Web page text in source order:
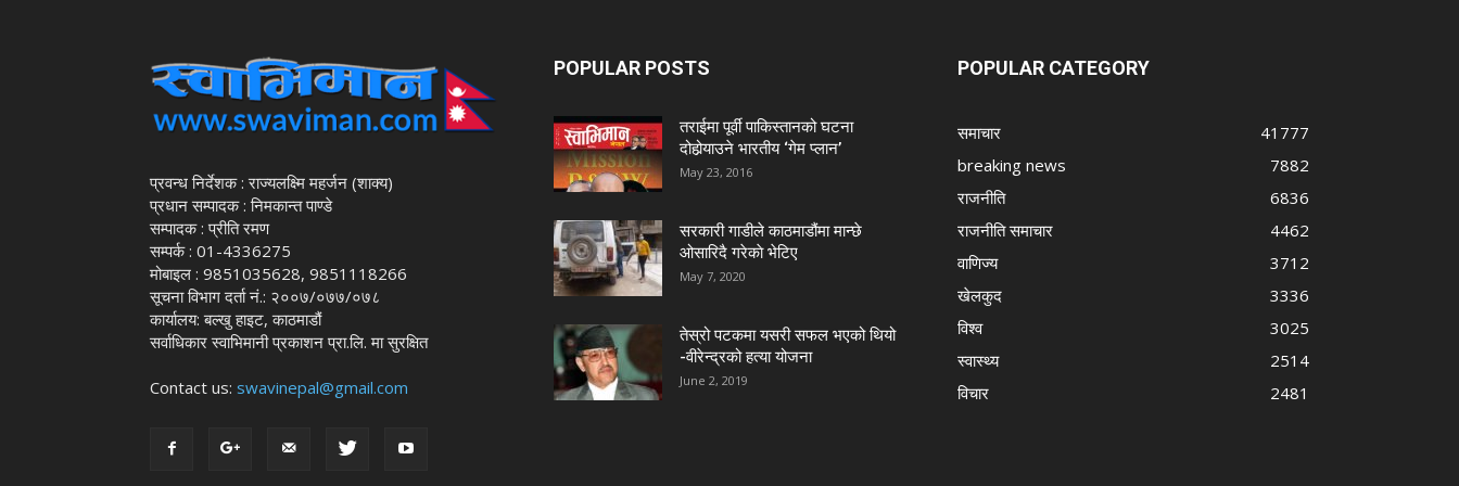
प्रवन्ध निर्देशक : राज्यलक्ष्मि महर्जन (शाक्य)
प्रधान सम्पादक : निमकान्त पाण्डे
सम्पादक : प्रीति रमण
सम्पर्क : 01-4336275
मोबाइल : 9851035628, 9851118266
सूचना विभाग दर्ता नं.: २००७/०७७/०७८
कार्यालय: बल्खु हाइट, काठमाडौं
सर्वाधिकार स्वाभिमानी प्रकाशन प्रा.लि. मा सुरक्षित
Contact us: swavinepal@gmail.com
POPULAR POSTS
तराईमा पूर्वी पाकिस्तानको घटना
दोहोर्‍याउने भारतीय ‘गेम प्लान’
May 23, 2016
सरकारी गाडीले काठमाडौंमा मान्छे
ओसारिदै गरेकाे भेटिए
May 7, 2020
तेस्रो पटकमा यसरी सफल भएको थियो
-वीरेन्द्रको हत्या योजना
June 2, 2019
POPULAR CATEGORY
समाचार
41777
breaking news
7882
राजनीति
6836
राजनीति समाचार
4462
वाणिज्य
3712
खेलकुद
3336
विश्व
3025
स्वास्थ्य
2514
विचार
2481